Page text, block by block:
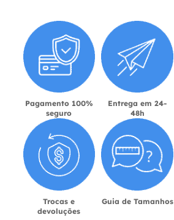
Pagamento 100%
seguro
Entrega em 24-
48h
Trocas e
devoluções
Guia de Tamanhos